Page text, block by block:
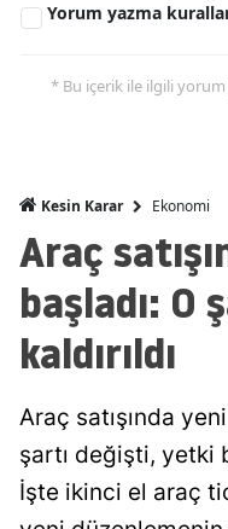
Yorum yazma
* Bu içerik ile ilgili yorum
Kesin Karar Ekonomi
Araç
başladı: O
kaldırıldı
Araç satışında
şartı değişti, yetki
İşte ikinci el araç